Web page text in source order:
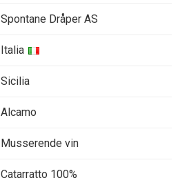
Spontane Dråper AS
Italia
Sicilia
Alcamo
Musserende vin
Catarratto 100%